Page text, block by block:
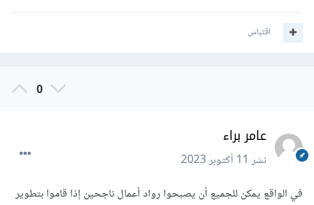
اقتباس
0
عامر براء
نشر11 أكتوبر 2023
في الواقع يمكن للجميع أن يصبحوا رواد أعمال ناجحين إذا قاموا بتطوير